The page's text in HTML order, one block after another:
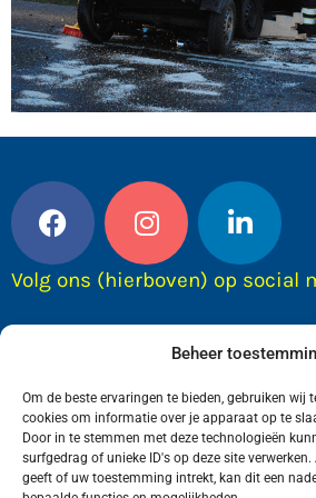
Beheer
Om de beste ervaringen te bieden, gebruiken wij
cookies om informatie over je apparaat op te
Door in te stemmen met deze technologieën
surfgedrag of unieke ID's op deze site
geeft of uw toestemming intrekt, kan dit een
Volg ons (hierboven) op social